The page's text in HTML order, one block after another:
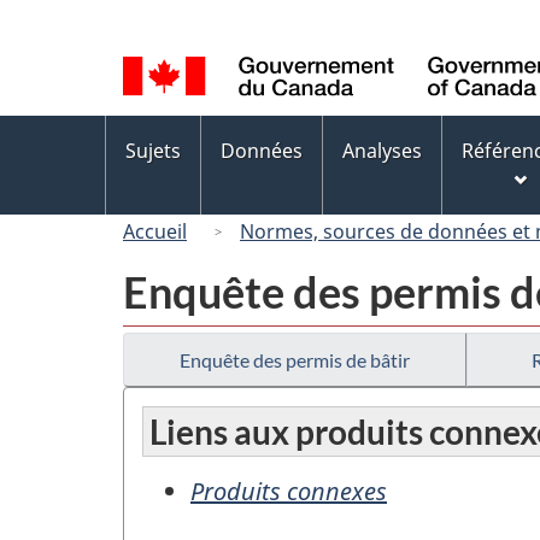
de
la
langue
des
Sujets Données Analyses
Accueil Normes, sources de données et
Enquête des permis
Enquête des permis de bâtir
Liens aux produits
Produits connexes